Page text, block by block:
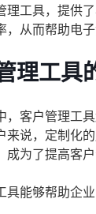
理工具，提供
，从而帮助电
理工具
，客户管理工
来说，定制化
成为了提高客
能够帮助企业